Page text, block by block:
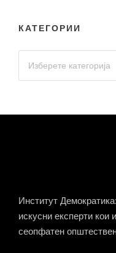
КАТЕГОРИИ
Институт
искусни експерти кои
сеопфатен